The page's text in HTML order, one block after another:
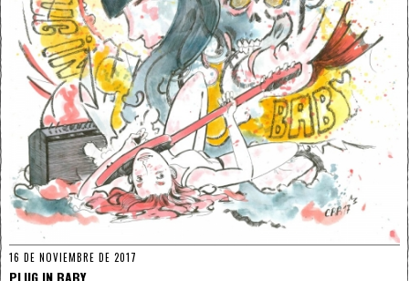
16 DE NOVIEMBRE DE 2017